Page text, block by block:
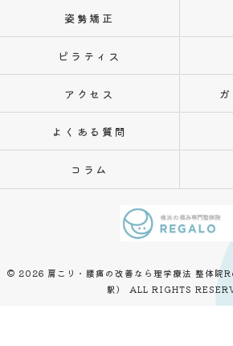
姿勢矯正
ピラティス
アクセス
よくある質問
コラム
© 2026 肩こり・腰痛の改善なら理学療法 整体院
駅） ALL RIGHTS